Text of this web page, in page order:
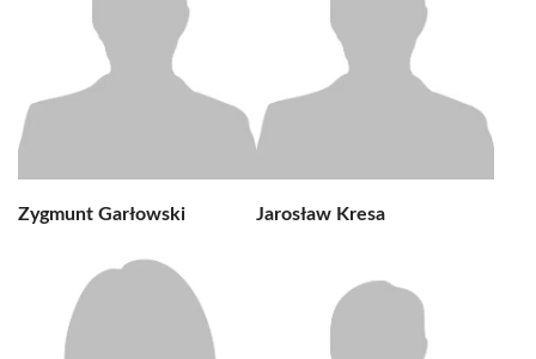
Zygmunt Garłowski Jarosław Kresa